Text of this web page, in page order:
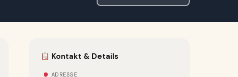
Kontakt & Details
ADRESSE